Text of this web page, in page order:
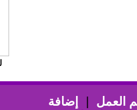
العمل
إضافة